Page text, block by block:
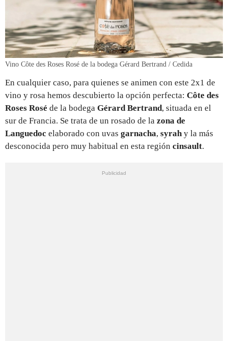
Vino Côte des Roses Rosé de la bodega Gérard Bertrand / Cedida
En cualquier caso, para quienes se animen con este 2x1 de
vino y rosa hemos descubierto la opción perfecta: Côte des
Roses Rosé de la bodega Gérard Bertrand, situada en el
sur de Francia. Se trata de un rosado de la zona de
Languedoc elaborado con uvas garnacha, syrahy la más
desconocida pero muy habitual en esta región cinsault.